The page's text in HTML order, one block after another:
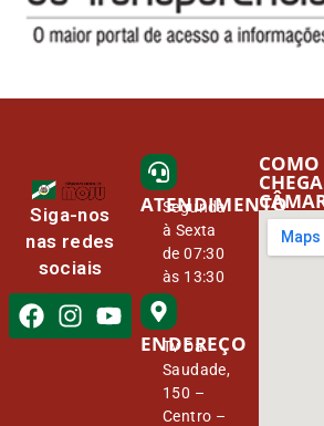
Siga-nos
nas redes
sociais
ATENDIMENTO
Segunda
à Sexta
de 07:30
às 13:30
ENDEREÇO
Tv Da
Saudade,
150 –
Centro –
COMO